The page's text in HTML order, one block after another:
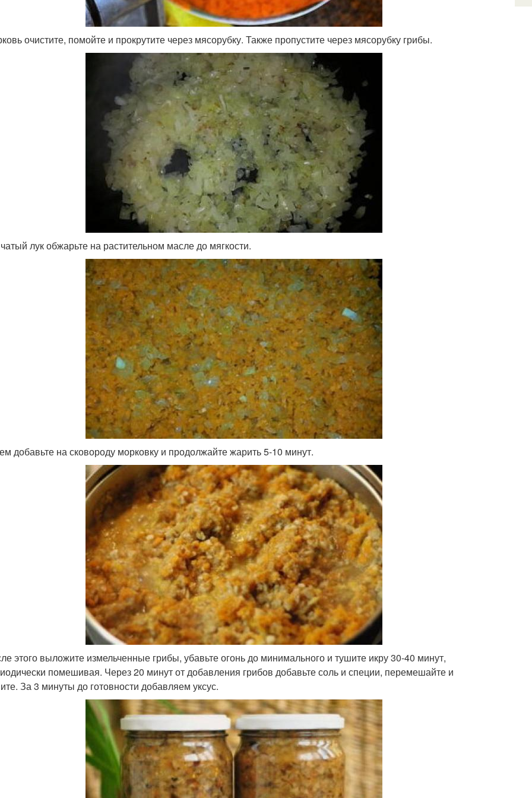
очистите, помойте и прокрутите через мясорубку. Также пропустите через мясорубку грибы.
лук обжарьте на растительном масле до мягкости.
добавьте на сковороду морковку и продолжайте жарить 5-10 минут.
этого выложите измельченные грибы, убавьте огонь до минимального и тушите икру 30-40 минут,
помешивая. Через 20 минут от добавления грибов добавьте соль и специи, перемешайте и
За 3 минуты до готовности добавляем уксус.